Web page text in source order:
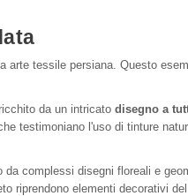
arte tessile persiana. Questo
da un intricato disegno a
che testimoniano l'uso di tinture
complessi disegni floreali e
elementi decorativi